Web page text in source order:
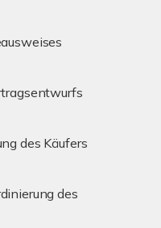
des Käufers
des